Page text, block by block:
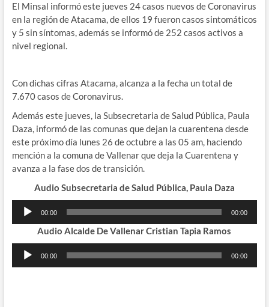
El Minsal informó este jueves 24 casos nuevos de Coronavirus
en la región de Atacama, de ellos 19 fueron casos sintomáticos
y 5 sin síntomas, además se informó de 252 casos activos a
nivel regional.
Con dichas cifras Atacama, alcanza a la fecha un total de
7.670 casos de Coronavirus.
Además este jueves, la Subsecretaria de Salud Pública, Paula
Daza, informó de las comunas que dejan la cuarentena desde
este próximo día lunes 26 de octubre a las 05 am, haciendo
mención a la comuna de Vallenar que deja la Cuarentena y
avanza a la fase dos de transición.
Audio Subsecretaria de Salud Pública, Paula Daza
Reproductor
00:00 00:00
Audio Alcalde De Vallenar Cristian Tapia Ramos
Reproductor
00:00 00:00